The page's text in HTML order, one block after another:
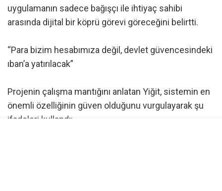
uygulamanın sadece bağışçı ile ihtiyaç sahibi
arasında dijital bir köprü görevi göreceğini belirtti.
“Para bizim hesabımıza değil, devlet güvencesindeki
ıban’a yatırılacak”
Projenin çalışma mantığını anlatan Yiğit, sistemin en
önemli özelliğinin güven olduğunu vurgulayarak şu
ifadeleri kullandı: